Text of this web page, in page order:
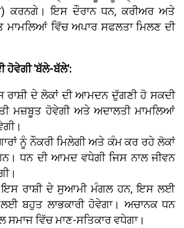
ਕਰਨਗੇ। ਇਸ ਦੌਰਾਨ ਧਨ, ਕਰੀਅਰ ਅਤੇ
ਮਾਮਲਿਆਂ ਵਿੱਚ ਅਪਾਰ ਸਫਲਤਾ ਮਿਲਣ ਦੀ
ਹੋਵੇਗੀ 'ਬੱਲੇ-ਬੱਲੇ':
ਰਾਸ਼ੀ ਦੇ ਲੋਕਾਂ ਦੀ ਆਮਦਨ ਦੁੱਗਣੀ ਹੋ ਸਕਦੀ
ਮਜ਼ਬੂਤ ਹੋਵੇਗੀ ਅਤੇ ਅਦਾਲਤੀ ਮਾਮਲਿਆਂ
ਨੂੰ ਨੌਕਰੀ ਮਿਲੇਗੀ ਅਤੇ ਕੰਮ ਕਰ ਰਹੇ ਲੋਕਾਂ
ਧਨ ਦੀ ਆਮਦ ਵਧੇਗੀ ਜਿਸ ਨਾਲ ਜੀਵਨ
ਇਸ ਰਾਸ਼ੀ ਦੇ ਸੁਆਮੀ ਮੰਗਲ ਹਨ, ਇਸ ਲਈ
ਬਹੁਤ ਲਾਭਕਾਰੀ ਹੋਵੇਗਾ। ਅਚਾਨਕ ਧਨ
ਸਮਾਜ ਵਿੱਚ ਮਾਣ-ਸਤਿਕਾਰ ਵਧੇਗਾ।